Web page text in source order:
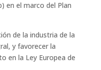
en el marco del Plan
de la industria de la
y favorecer la
en la Ley Europea de